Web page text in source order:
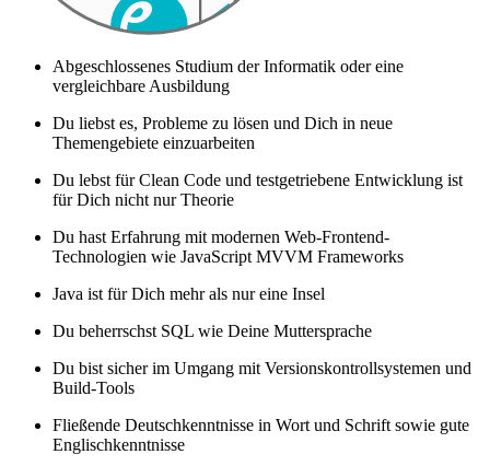
Abgeschlossenes Studium der Informatik oder eine
vergleichbare Ausbildung
Du liebst es, Probleme zu lösen und Dich in neue
Themengebiete einzuarbeiten
Du lebst für Clean Code und testgetriebene Entwicklung ist
für Dich nicht nur Theorie
Du hast Erfahrung mit modernen Web-Frontend-
Technologien wie JavaScript MVVM Frameworks
Java ist für Dich mehr als nur eine Insel
Du beherrschst SQL wie Deine Muttersprache
Du bist sicher im Umgang mit Versionskontrollsystemen und
Build-Tools
Fließende Deutschkenntnisse in Wort und Schrift sowie gute
Englischkenntnisse